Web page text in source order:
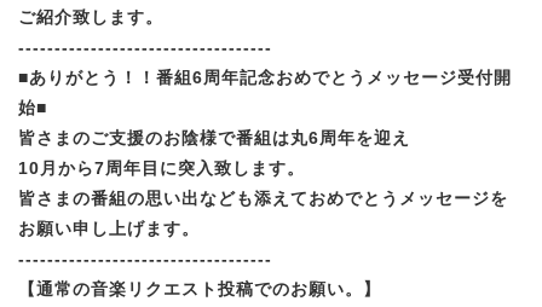
ご紹介致します。
-----------------------------------
■ありがとう！！番組6周年記念おめでとうメッセージ受付開
始■
皆さまのご支援のお陰様で番組は丸6周年を迎え
10月から7周年目に突入致します。
皆さまの番組の思い出なども添えておめでとうメッセージを
お願い申し上げます。
-----------------------------------
【通常の音楽リクエスト投稿でのお願い。】